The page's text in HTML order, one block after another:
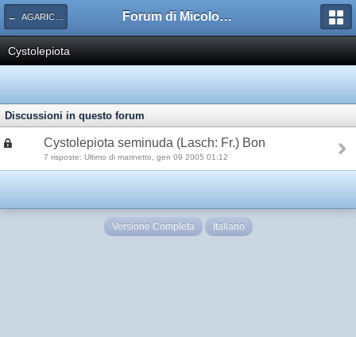
← AGARICACEAE Forum di Micologia AMB Gruppo di Muggia e del Carso
Cystolepiota
Discussioni in questo forum
Cystolepiota seminuda (Lasch: Fr.) Bon
7 risposte: Ultimo di marinetto, gen 09 2005 01:12
Versione Completa Italiano